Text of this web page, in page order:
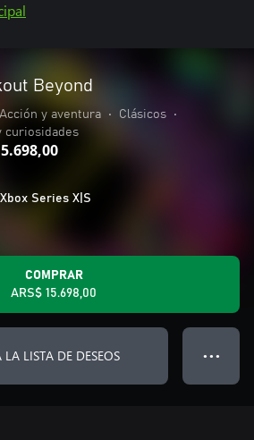
Beyond
Acción y aventura • Clásicos
•
curiosidades
Series X|S
COMPRAR
ARS$ 15.698,00
LA LISTA DE DESEOS ● ● ●